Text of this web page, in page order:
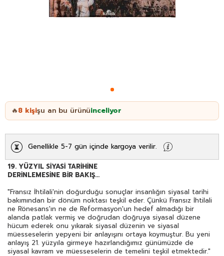
🔥8 kişişu an bu ürünüinceliyor
Genellikle 5-7 gün içinde kargoya verilir.
19. YÜZYIL SİYASİ TARİHİNE
DERİNLEMESİNE BİR BAKIŞ...
"Fransız İhtilali'nin doğurduğu sonuçlar insanlığın siyasal tarihi
bakımından bir dönüm noktası teşkil eder. Çünkü Fransız İhtilali
ne Rönesans'ın ne de Reformasyon'un hedef almadığı bir
alanda patlak vermiş ve doğrudan doğruya siyasal düzene
hücum ederek onu yıkarak siyasal düzenin ve siyasal
müesseselerin yepyeni bir anlayışını ortaya koymuştur. Bu yeni
anlayış 21. yüzyıla girmeye hazırlandığımız günümüzde de
siyasal kavram ve müesseselerin de temelini teşkil etmektedir."